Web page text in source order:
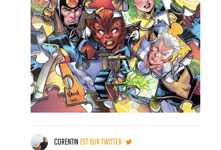
CORENTINEST SUR TWITTER